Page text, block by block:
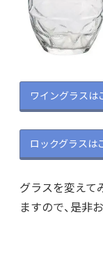
ワイングラスは
ロックグラスは
グラスを変えて
ますので、是非